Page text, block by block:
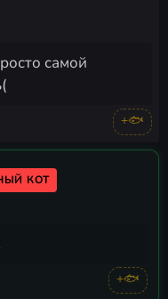
самой
+🐟
КОТ
+🐟